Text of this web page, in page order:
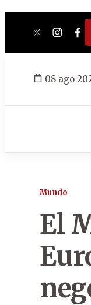
twitter
08 ago
Mundo
El